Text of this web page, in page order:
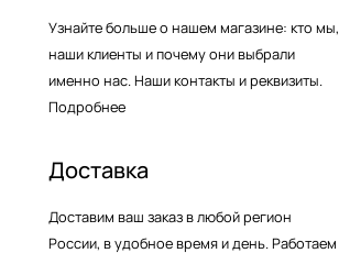
Узнайте больше о нашем магазине: кто мы,
наши клиенты и почему они выбрали
именно нас. Наши контакты и реквизиты.
Подробнее
Доставка
Доставим ваш заказ в любой регион
России, в удобное время и день. Работаем